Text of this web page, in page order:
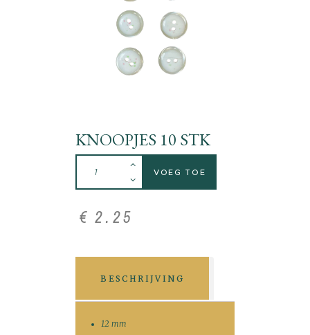
KNOOPJES 10 STK
VOEG TOE
€ 2. 25
BESCHRIJVING
12 mm